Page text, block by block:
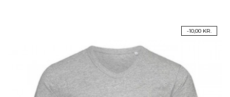
PÅ TILBUD!
-10,00 KR.